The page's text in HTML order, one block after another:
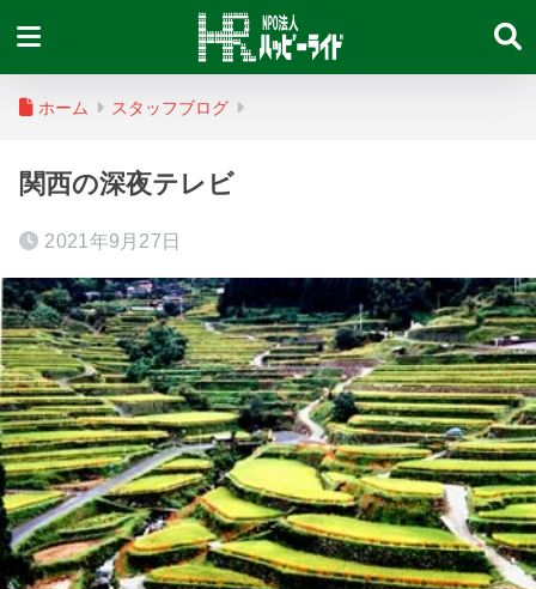
ホーム スタッフブログ
関西の深夜テレビ
2021年9月27日